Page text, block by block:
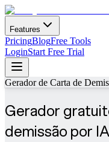
Features
PricingBlogFree Tools
LoginStart Free Trial
Gerador de Carta de
Gerador
demissão por IA